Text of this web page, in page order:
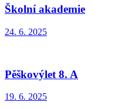
Školní akademie
24. 6. 2025
Pěškovýlet 8. A
19. 6. 2025